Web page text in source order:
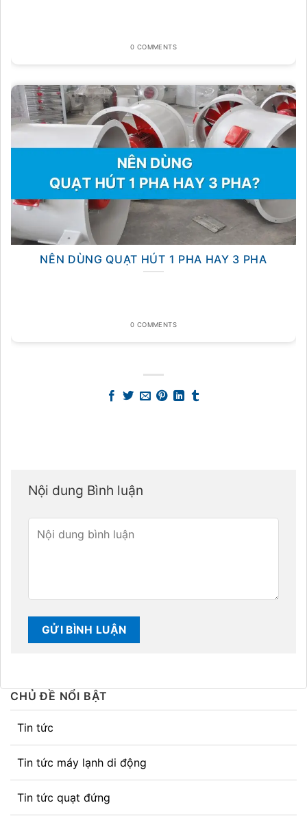
CHỦ ĐỀ NỔI BẬT
Tin tức
Tin tức máy lạnh di động
Tin tức quạt đứng
0 COMMENTS
NÊN DÙNG QUẠT HÚT 1 PHA HAY 3 PHA
0 COMMENTS
Nội dung Bình luận